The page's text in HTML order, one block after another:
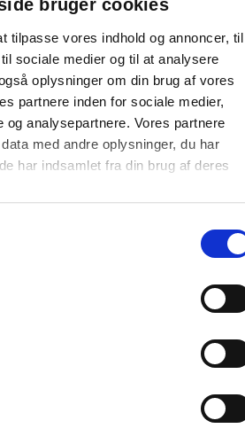
bruger cookies
tilpasse vores indhold og annoncer, til
sociale medier og til at analysere
oplysninger om din brug af vores
partnere inden for sociale medier,
og analysepartnere. Vores partnere
med andre oplysninger, du har
har indsamlet fra din brug af deres
bare 2,1 mm. hvilket ikke bare
plastforbrug med ca. 40% med
for 1,8 mm. og altså
med ca. 30%.
flyttet fra USA til EU hvilket
relateret fragt.
uden pigge har antiglid
som giver større sikkerhed og